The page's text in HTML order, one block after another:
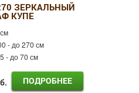
ЗЕРКАЛЬНЫЙ
КУПЕ
- до 270 см
- до 70 см
ПОДРОБНЕЕ